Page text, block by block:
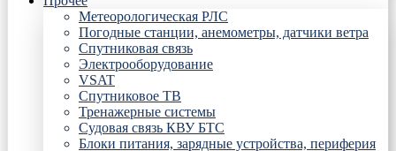
Метеорологическая РЛС
Погодные станции, анемометры, датчики ветра
Спутниковая связь
Электрооборудование
VSAT
Спутниковое ТВ
Тренажерные системы
Судовая связь КВУ БТС
Блоки питания, зарядные устройства, периферия